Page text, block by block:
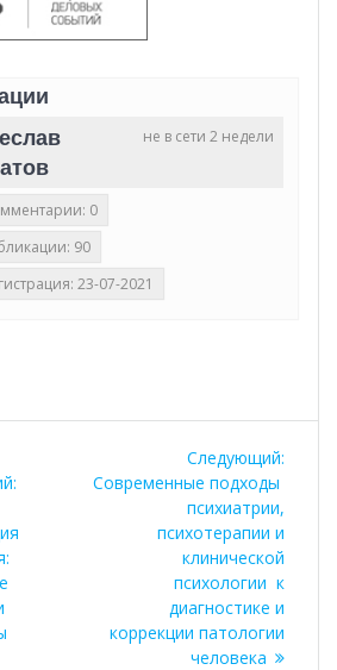
не в сети 2 недели
0
90
23-07-2021
Предыдущая
Следующий:
Современные подходы
психиатрии,
психотерапии и
клинической
психологии к
диагностике и
коррекции патологии
человека